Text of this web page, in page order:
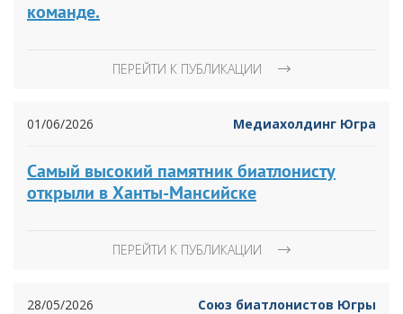
команде.
ПЕРЕЙТИ К ПУБЛИКАЦИИ
01/06/2026 Медиахолдинг Югра
Самый высокий памятник биатлонисту
открыли в Ханты-Мансийске
ПЕРЕЙТИ К ПУБЛИКАЦИИ
28/05/2026 Союз биатлонистов Югры